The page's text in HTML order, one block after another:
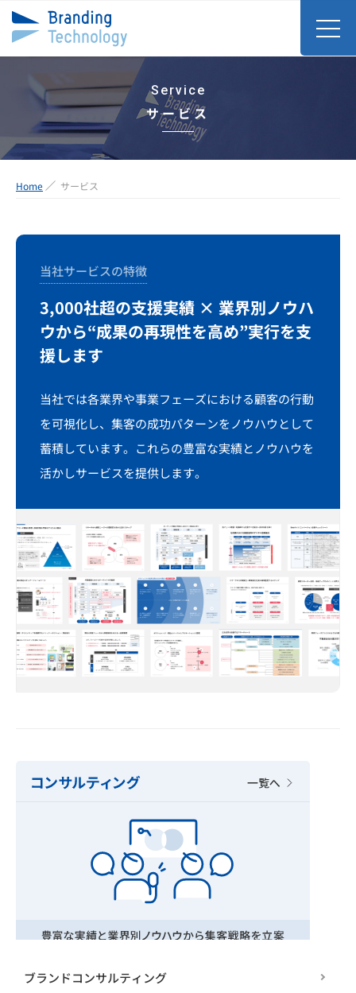
Service
サービス
Home サービス
当社サービスの特徴
3,000社超の支援実績 × 業界別ノウハ
ウから“成果の再現性を高め”実行を支
援します
当社では各業界や事業フェーズにおける顧客の行動
を可視化し、集客の成功パターンをノウハウとして
蓄積しています。これらの豊富な実績とノウハウを
活かしサービスを提供します。
ブランドコンサルティング